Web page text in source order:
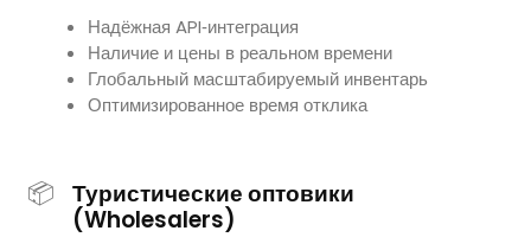
Надёжная API‑интеграция
Наличие и цены в реальном времени
Глобальный масштабируемый инвентарь
Оптимизированное время отклика
📦 Туристические оптовики
(Wholesalers)